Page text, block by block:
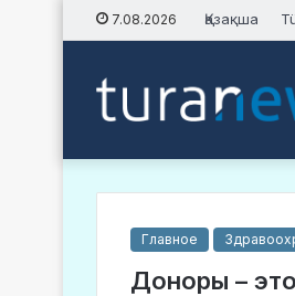
7.08.2026 Қазақша
Главное
Доноры –